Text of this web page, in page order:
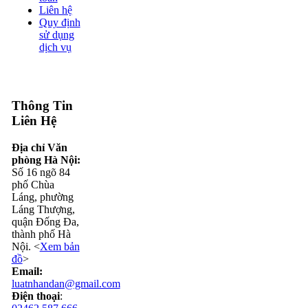
Liên hệ
Quy định
sử dụng
dịch vụ
Thông Tin
Liên Hệ
Địa chỉ Văn
phòng Hà Nội:
Số 16 ngõ 84
phố Chùa
Láng, phường
Láng Thượng,
quận Đống Đa,
thành phố Hà
Nội. <Xem bản
đồ>
Email:
luatnhandan@gmail.com
Điện thoại: